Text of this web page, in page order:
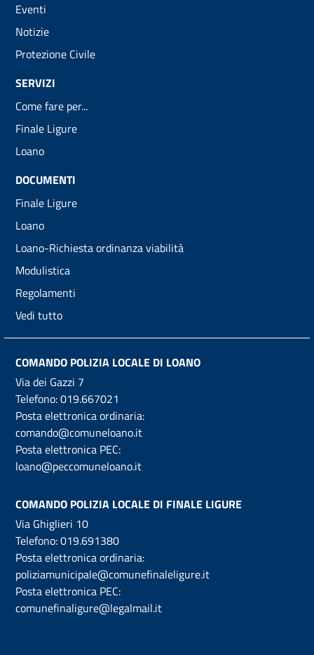
Eventi
Notizie
Protezione Civile
SERVIZI
Come fare per...
Finale Ligure
Loano
DOCUMENTI
Finale Ligure
Loano
Loano-Richiesta ordinanza viabilità
Modulistica
Regolamenti
Vedi tutto
COMANDO POLIZIA LOCALE DI LOANO
Via dei Gazzi 7
Telefono:019.667021
Posta elettronica ordinaria:
comando@comuneloano.it
Posta elettronica PEC:
loano@peccomuneloano.it
COMANDO POLIZIA LOCALE DI FINALE LIGURE
Via Ghiglieri 10
Telefono:019.691380
Posta elettronica ordinaria:
poliziamunicipale@comunefinaleligure.it
Posta elettronica PEC:
comunefinaligure@legalmail.it